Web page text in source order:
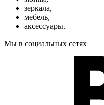
зеркала,
мебель,
аксессуары.
Мы в социальных сетях